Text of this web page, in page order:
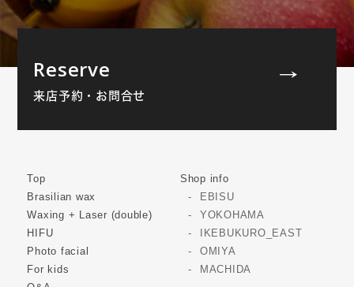
Reserve
来店予約・お問合せ
Top
Brasilian wax
Waxing + Laser (double)
HIFU
Photo facial
For kids
Shop info
EBISU
YOKOHAMA
IKEBUKURO_EAST
OMIYA
MACHIDA